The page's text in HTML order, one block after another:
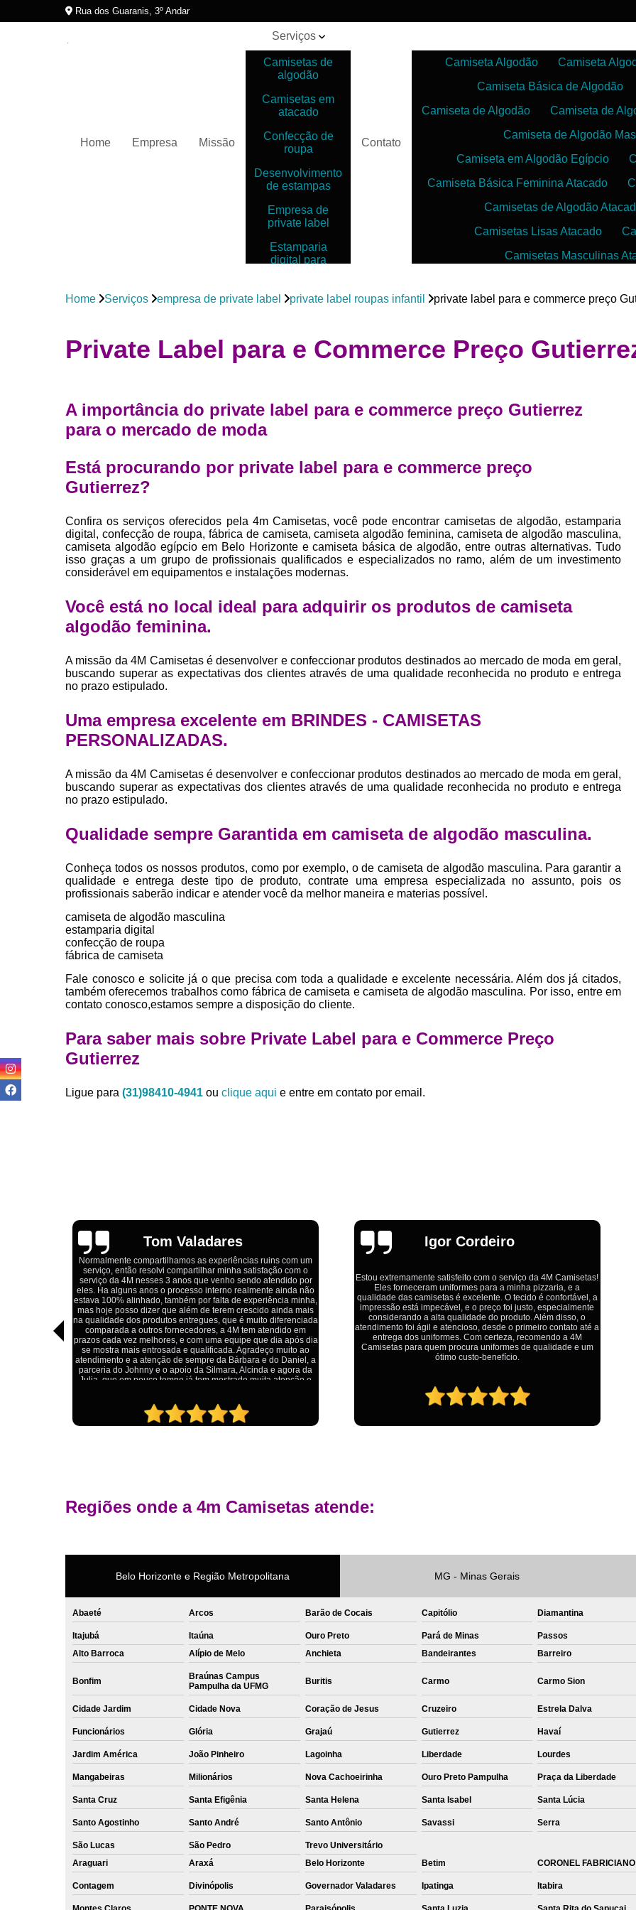
Rua dos Guaranis, 3º Andar
Home Empresa Missão
Serviços
Camisetas de
algodão
Camisetas em
atacado
Confecção de
roupa
Desenvolvimento
de estampas
Empresa de
private label
Estamparia
digital para
Estamparias
camiseta
para roupas
Private labels
Contato
Camiseta Algodão Camiseta
Camiseta Básica de Algodão
Camiseta de Algodão
Camiseta de
Camiseta de Algodão
Camiseta em Algodão Egípcio
Camiseta Básica Feminina Atacado
Camisetas de Algodão
Camisetas Lisas Atacado
Camisetas Masculinas
Camisetas para Sublimação
Confecção de Roupas
Desenvolvimento de Coleção de
Desenvolvimento
Desenvolvimento de
Desenvolvimento de
Desenvolvimento
Desenvolvimento Estampa de
Private
Private Label para Pequenas
Estamparia Digital de Camiseta
Estamparia Digital para Camisetas de
Estamparia Impressão Digital
Estamparia Têxtil Digital
Fabrica
Private Label Camisetas Streetwear Goiás
Private Label Moda Fitness Mato
Private Label Roupas Femininas Recife
Private Label Têxtil Moda Infantil Brasília
Private Label
Private Label
Private Label Camisetas T-
Home Serviços empresa de private label private label roupas infantil private label para e commerce preço
Private Label para e Commerce Preço
A importância do private label para e commerce preço Gutierrez
para o mercado de moda
Está procurando por private label para e commerce preço
Gutierrez?
Confira os serviços oferecidos pela 4m Camisetas, você pode encontrar camisetas de algodão, estamparia
digital, confecção de roupa, fábrica de camiseta, camiseta algodão feminina, camiseta de algodão masculina,
camiseta algodão egípcio em Belo Horizonte e camiseta básica de algodão, entre outras alternativas. Tudo
isso graças a um grupo de profissionais qualificados e especializados no ramo, além de um investimento
considerável em equipamentos e instalações modernas.
Você está no local ideal para adquirir os produtos de camiseta
algodão feminina.
A missão da 4M Camisetas é desenvolver e confeccionar produtos destinados ao mercado de moda em geral,
buscando superar as expectativas dos clientes através de uma qualidade reconhecida no produto e entrega
no prazo estipulado.
Uma empresa excelente em BRINDES - CAMISETAS
PERSONALIZADAS.
A missão da 4M Camisetas é desenvolver e confeccionar produtos destinados ao mercado de moda em geral,
buscando superar as expectativas dos clientes através de uma qualidade reconhecida no produto e entrega
no prazo estipulado.
Qualidade sempre Garantida em camiseta de algodão masculina.
Conheça todos os nossos produtos, como por exemplo, o de camiseta de algodão masculina. Para garantir a
qualidade e entrega deste tipo de produto, contrate uma empresa especializada no assunto, pois os
profissionais saberão indicar e atender você da melhor maneira e materias possível.
camiseta de algodão masculina
estamparia digital
confecção de roupa
fábrica de camiseta
Fale conosco e solicite já o que precisa com toda a qualidade e excelente necessária. Além dos já citados,
também oferecemos trabalhos como fábrica de camiseta e camiseta de algodão masculina. Por isso, entre em
contato conosco,estamos sempre a disposição do cliente.
Para saber mais sobre Private Label para e Commerce Preço
Gutierrez
Ligue para (31)98410-4941 ou clique aqui e entre em contato por email.
Igor Cordeiro
Estou extremamente satisfeito com o serviço da 4M Camisetas!
Eles forneceram uniformes para a minha pizzaria, e a
qualidade das camisetas é excelente. O tecido é confortável, a
impressão está impecável, e o preço foi justo, especialmente
considerando a alta qualidade do produto. Além disso, o
atendimento foi ágil e atencioso, desde o primeiro contato até a
entrega dos uniformes. Com certeza, recomendo a 4M
Camisetas para quem procura uniformes de qualidade e um
ótimo custo-benefício.
Emília
Ótimo atendimento,todos muito educados, prestativos e que
colocam o cliente em primeiro lugar. Qualquer lugar tem
problemas,isso é fato, mas aqui na 4M tudo é resolvido com
calma e de forma que todos saem ganhando no final.
Regiões onde a 4m Camisetas atende:
Belo Horizonte e Região Metropolitana MG - Minas Gerais
Abaeté Arcos Barão de Cocais Capitólio Diamantina
Itajubá Itaúna Ouro Preto Pará de Minas Passos
Alto Barroca
Alípio de Melo Anchieta Bandeirantes Barreiro
Bonfim
Braúnas Campus
Pampulha da UFMG
Buritis Carmo Carmo Sion
Cidade Jardim Cidade Nova Coração de Jesus Cruzeiro Estrela Dalva
Funcionários Glória Grajaú Gutierrez Havaí
Jardim América João Pinheiro Lagoinha Liberdade Lourdes
Mangabeiras Milionários Nova Cachoeirinha Ouro Preto Pampulha Praça da Liberdade
Santa Cruz Santa Efigênia Santa Helena Santa Isabel Santa Lúcia
Santo Agostinho Santo André Santo Antônio Savassi Serra
São Lucas São Pedro
Trevo Universitário
Araguari
Araxá Belo Horizonte Betim CORONEL FABRICIANO
Contagem Divinópolis Governador Valadares Ipatinga Itabira